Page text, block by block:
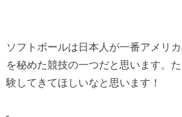
ソフトボールは日本人が一番アメリ
を秘めた競技の一つだと思います。
験してきてほしいなと思います！